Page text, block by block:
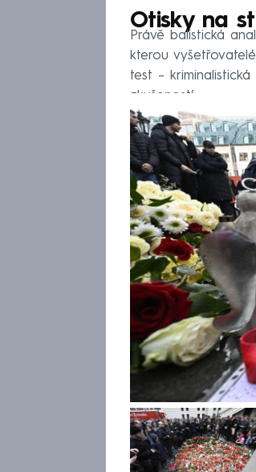
Otisky na
Právě balistická
kterou
test –
zkušeností.